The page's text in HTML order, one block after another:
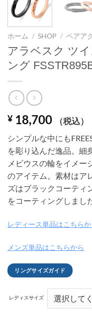
ホーム / SHOP / ペアア
アラベスク ツ
ング
¥ 18,700 （税込）
シンプルな中にも
を彫り込んだ逸品。細
メビウスの輪をイメー
のアイテム。素材はア
ズはブラックコーティ
をコーティングしまし
レディース単品はこちらか
メンズ単品はこちらから
リングサイズガイド
レディスサイズ